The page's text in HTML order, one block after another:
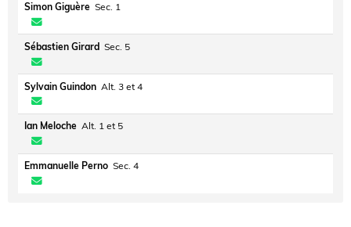
Simon Giguère Sec. 1
Sébastien Girard Sec. 5
Sylvain Guindon Alt. 3 et 4
Ian Meloche Alt. 1 et 5
Emmanuelle Perno Sec. 4